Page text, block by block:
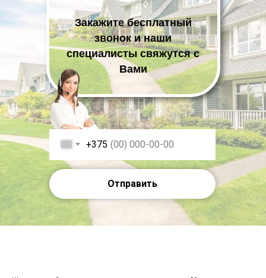
Закажите бесплатный
звонок и наши
специалисты свяжутся с
Вами
+375
Отправить